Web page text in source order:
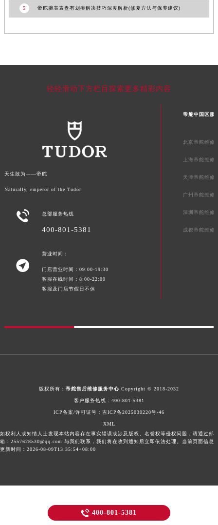
5 帝舵腕表表盘有划痕解决技巧深度解析(修复方法与保养建议)
轻轻滑动下方栏目探索更多精彩内容
天生敢为——帝舵
Naturally, emperor of the Tudor
 总部服务热线
400-801-5381

营业时间：
门店营业时间：09:00-19:30
客服在线时间：8:00-22:00
客服及门店节假日不休
帝舵中国区服
北京帝舵维修
上海帝舵维修
天津帝舵维修
广州帝舵维修
深圳帝舵维修
成都帝舵维修
版权所有： 帝舵售后维修服务中心 Copyright © 2018-2032
客户服务热线： 400-801-5381
ICP备案/许可证号： 吉ICP备2025030220号-46
XML
如权利人或知情人士发现本站内容存在事实错误或涉及版权、名誉权等侵权问题，请通过邮
箱：2557628530@qq.com 与我们联系，我们将在收到通知后立即依法处理。当前页面信息
更新时间：2026-08-09T13:35:54+08:00
 400-801-5381